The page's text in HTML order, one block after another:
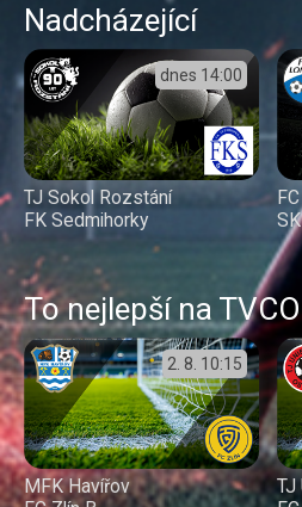
Nadcházející
dnes 14:00
TJ Sokol Rozstání
FK Sedmihorky
To nejlepší na
2. 8. 10:15
MFK Havířov
TJ